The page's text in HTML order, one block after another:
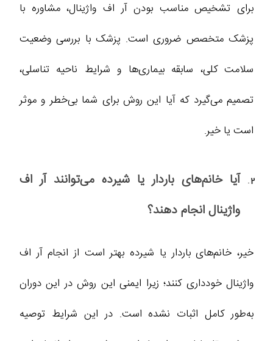
برای تشخیص مناسب بودن آر اف واژینال، مشاوره با
پزشک متخصص ضروری است. پزشک با بررسی وضعیت
سلامت کلی، سابقه بیماری‌ها و شرایط ناحیه تناسلی،
تصمیم می‌گیرد که آیا این روش برای شما بی‌خطر و موثر
است یا خیر.
آیا خانم‌های باردار یا شیرده می‌توانند آر اف
واژینال انجام دهند؟
خیر، خانم‌های باردار یا شیرده بهتر است از انجام آر اف
واژینال خودداری کنند؛ زیرا ایمنی این روش در این دوران
به‌طور کامل اثبات نشده است. در این شرایط توصیه